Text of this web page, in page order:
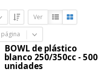
Ver
BOWL de plástico
blanco 250/350cc - 500
unidades